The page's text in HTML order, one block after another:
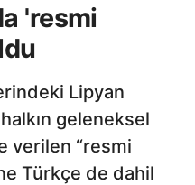
'resmi
Lipyan
geleneksel
verilen “resmi
Türkçe de dahil